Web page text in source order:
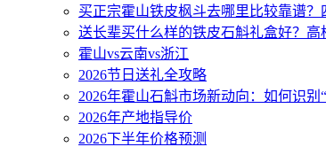
买正宗霍山铁皮枫斗去哪里比较靠谱
送长辈买什么样的铁皮石斛礼盒好？
霍山vs云南vs浙江
2026节日送礼全攻略
2026年霍山石斛市场新动向：如何识别
2026年产地指导价
2026下半年价格预测